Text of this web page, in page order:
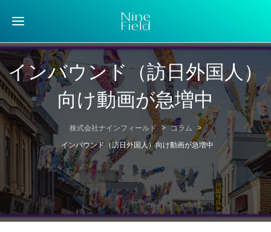
インバウンド（訪日外国人）
向け動画が急増中
株式会社ナインフィールド > コラム >
インバウンド（訪日外国人）向け動画が急増中